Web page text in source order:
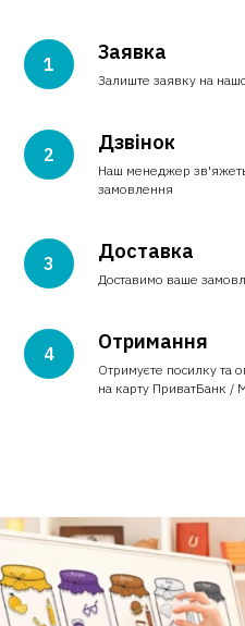
Заявка
Залиште заявку на
Дзвінок
Наш менеджер
замовлення
Доставка
Доставимо ваше
Отримання
Отримуєте посилку та
на карту ПриватБанк /